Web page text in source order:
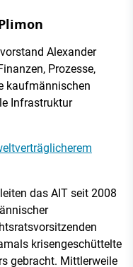
Alexander
Prozesse,
kaufmännischen
Infrastruktur
leiten das AIT seit 2008
krisengeschüttelte
gebracht. Mittlerweile